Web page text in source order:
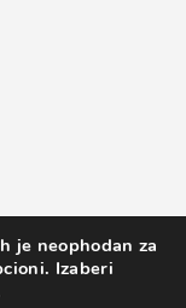
je neophodan za
Izaberi